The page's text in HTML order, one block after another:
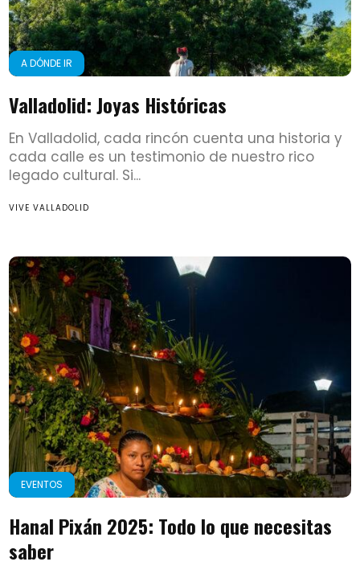
A DÓNDE IR
Valladolid: Joyas Históricas
En Valladolid, cada rincón cuenta una historia y
cada calle es un testimonio de nuestro rico
legado cultural. Si...
VIVE VALLADOLID
EVENTOS
Hanal Pixán 2025: Todo lo que necesitas
saber